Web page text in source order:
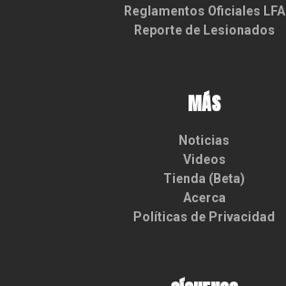
Reglamentos Oficiales LFA
Reporte de Lesionados
MÁS
Noticias
Videos
Tienda (Beta)
Acerca
Políticas de Privacidad